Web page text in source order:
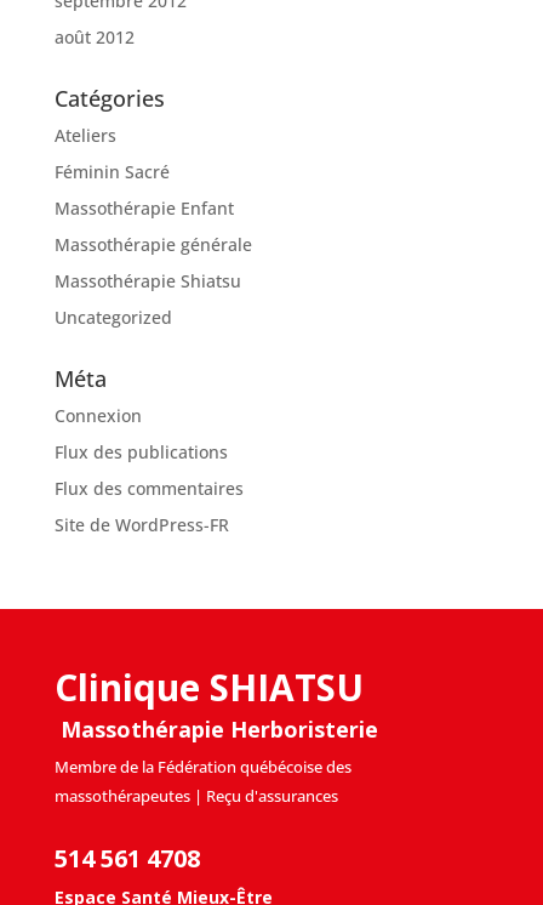
août 2012
Catégories
Ateliers
Féminin Sacré
Massothérapie Enfant
Massothérapie générale
Massothérapie Shiatsu
Uncategorized
Méta
Connexion
Flux des publications
Flux des commentaires
Site de WordPress-FR
Clinique SHIATSU
Massothérapie Herboristerie
Membre de la Fédération québécoise des
massothérapeutes | Reçu d'assurances
514 561 4708
Espace Santé Mieux-Être